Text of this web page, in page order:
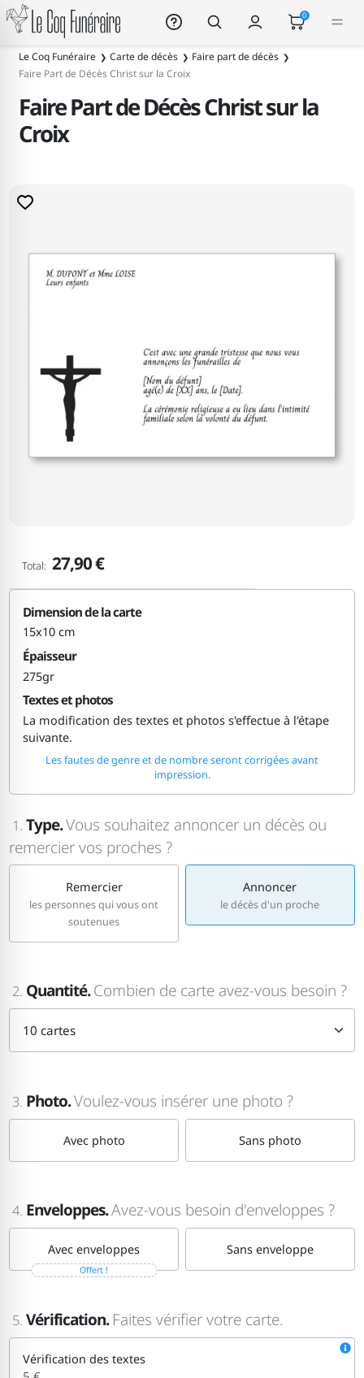
Le Coq Funéraire 0
Le Coq Funéraire Carte de décès
Faire part de décès
Faire Part de Décès Christ sur la Croix
Faire Part de Décès Christ sur la
Croix
Total: 27,90 €
Dimension de la carte
15x10 cm
Épaisseur
275gr
Textes et photos
La modification des textes et photos s'effectue à l'étape
suivante.
Les fautes de genre et de nombre seront corrigées avant
impression.
1. Type.Vous souhaitez annoncer un décès ou
remercier vos proches ?
Remercier
les personnes qui vous ont
soutenues
Annoncer
le décès d'un proche
2. Quantité.Combien de carte avez-vous besoin ?
3. Photo.Voulez-vous insérer une photo ?
Avec photo Sans photo
4. Enveloppes.Avez-vous besoin d'enveloppes ?
Avec enveloppes
Offert !
Sans enveloppe
5. Vérification. Faites vérifier votre carte.
Vérification des textes